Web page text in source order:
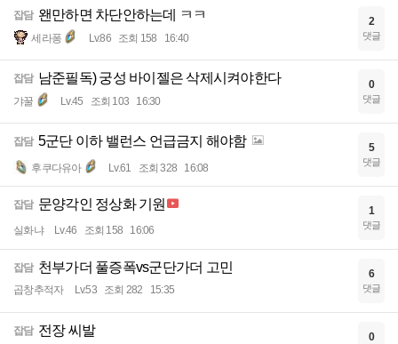
잡담 왠만하면 차단안하는데 ㅋㅋ
세라퐁 Lv.86 조회 158 16:40
2
댓글
잡담 남준필독) 궁성 바이젤은 삭제시켜야한다
갸꿀 Lv.45 조회 103 16:30
0
댓글
잡담 5군단 이하 밸런스 언급금지 해야함
후쿠다유아 Lv.61 조회 328 16:08
5
댓글
잡담 문양각인 정상화 기원
실화냐 Lv.46 조회 158 16:06
1
댓글
잡담 천부가더 풀증폭vs군단가더 고민
곱창추적자 Lv.53 조회 282 15:35
6
댓글
잡담 전장 씨발 0